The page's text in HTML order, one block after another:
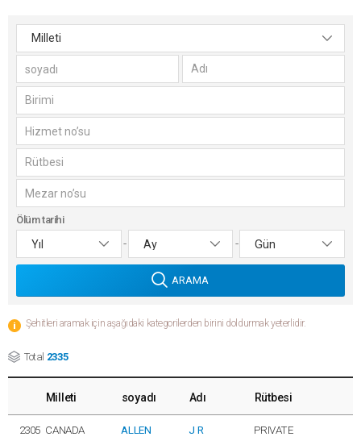
Ölüm tarihi
- -
ARAMA
Şehitleri aramak için aşağıdaki kategorilerden birini doldurmak yeterlidir.
Total 2335
Milleti soyadı Adı Rütbesi
2305 CANADA ALLEN J R PRIVATE